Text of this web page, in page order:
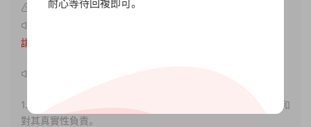
請注明出處。
1.本站部分内容轉載自其它媒體，但并不代表本站贊同其觀點和
對其真實性負責。
耐心等待回複即可。